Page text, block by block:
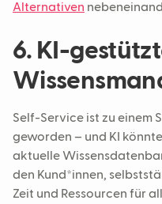
Alternativen
6. KI-
Self-Service ist zu einem
geworden – und KI
aktuelle
den Kund*innen,
Zeit und Ressourcen für